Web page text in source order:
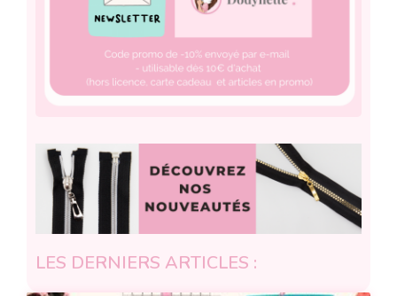
LES DERNIERS ARTICLES :